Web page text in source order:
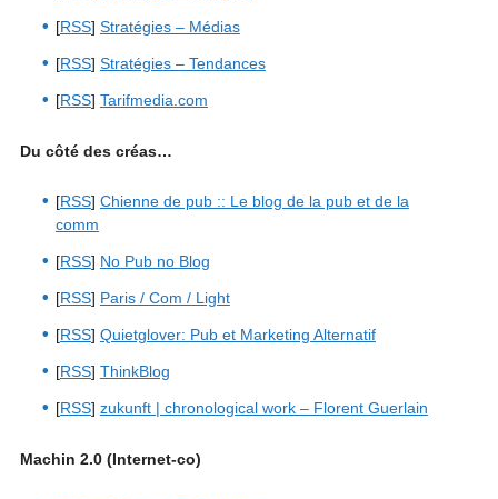
[RSS] Stratégies – Médias
[RSS] Stratégies – Tendances
[RSS] Tarifmedia.com
Du côté des créas…
[RSS] Chienne de pub :: Le blog de la pub et de la
comm
[RSS] No Pub no Blog
[RSS] Paris / Com / Light
[RSS] Quietglover: Pub et Marketing Alternatif
[RSS] ThinkBlog
[RSS] zukunft | chronological work – Florent Guerlain
Machin 2.0 (Internet-co)